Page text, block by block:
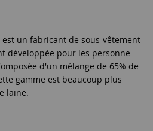
un fabricant de sous-vêtement
développée pour les personne
d'un mélange de 65% de
gamme est beaucoup plus
laine.